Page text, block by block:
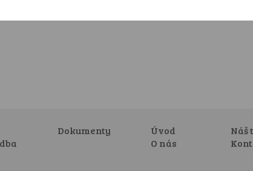
Dokumenty
Úvod
O nás
Náš